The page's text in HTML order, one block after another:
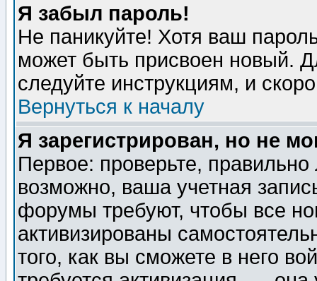
Я забыл пароль!
Не паникуйте! Хотя ваш
может быть присвоен новый.
следуйте инструкциям, и
Вернуться к началу
Я зарегистрирован, но не
Первое: проверьте,
возможно, ваша учетная
форумы требуют, чтобы все
активизированы
того, как вы сможете в него